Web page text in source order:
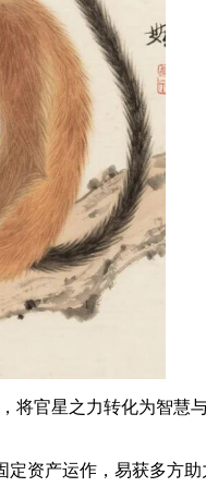
将官星之力转化为智慧
资产运作，易获多方助